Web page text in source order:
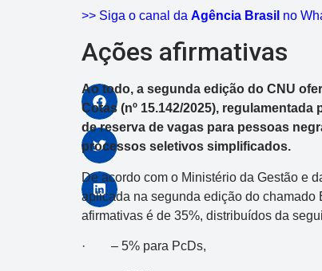
>> Siga o canal da Agência Brasil no
Ações afirmativas
Ao todo, a segunda edição do CNU
Cotas (nº 15.142/2025),
de reserva de vagas para pessoas
processos seletivos simplificados.
De acordo com o Ministério da Gestão e
aplicada na segunda edição do chamado
afirmativas é de 35%, distribuídos da
· – 5% para PcDs,